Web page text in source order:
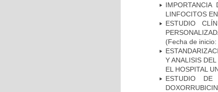
LINFOCITOS
ESTUDIO
(Fecha de
Y ANALISIS
EL HOSPITAL
ESTUDIO DE